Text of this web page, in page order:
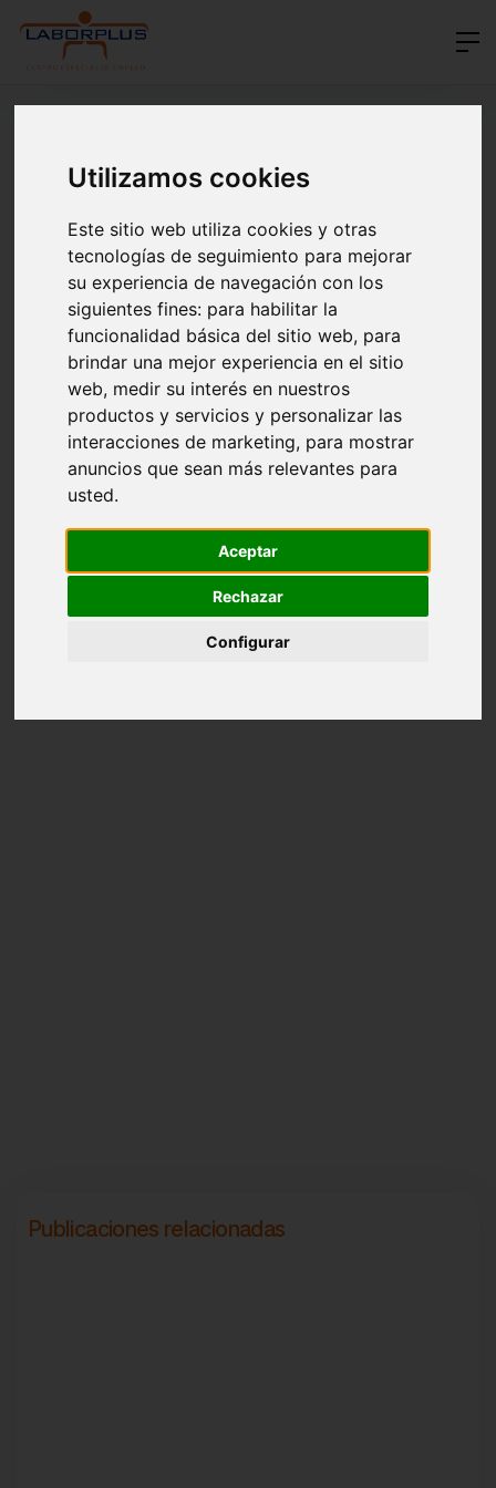
Utilizamos cookies
Este sitio web utiliza cookies y otras
tecnologías de seguimiento para mejorar
su experiencia de navegación con los
siguientes fines: para habilitar la
funcionalidad básica del sitio web, para
brindar una mejor experiencia en el sitio
web, medir su interés en nuestros
productos y servicios y personalizar las
interacciones de marketing, para mostrar
anuncios que sean más relevantes para
usted.
Aceptar
Rechazar
Configurar
Publicaciones relacionadas